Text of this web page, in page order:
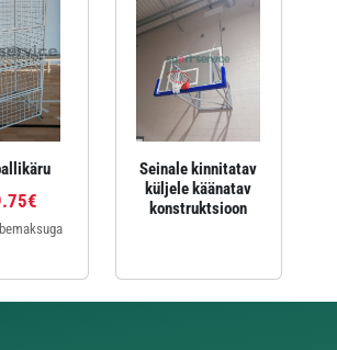
Seinale kinnitatav
küljele käänatav
konstruktsioon